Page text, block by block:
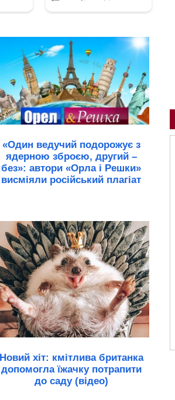
«Один ведучий подорожує з
ядерною зброєю, другий –
без»: автори «Орла і Решки»
висміяли російський плагіат
Новий хіт: кмітлива британка
допомогла їжачку потрапити
до саду (відео)